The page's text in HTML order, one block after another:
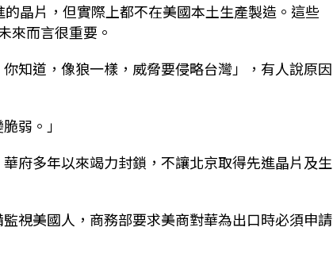
晶片，但實際上都不在美國本土生產製造。這些
來而言很重要。
知道，像狼一樣，威脅要侵略台灣」，有人說原因
弱。」
府多年以來竭力封鎖，不讓北京取得先進晶片及生
視美國人，商務部要求美商對華為出口時必須申請